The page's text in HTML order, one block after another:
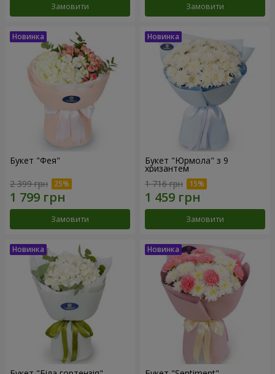
Замовити Замовити
Букет "Фея"
2 399 грн
Замовити
Букет "Юрмола" з 9
хризантем
1 716 грн
Замовити